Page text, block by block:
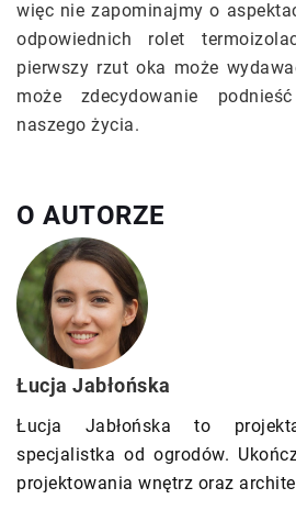
więc nie zapominajmy o
odpowiednich rolet
pierwszy rzut oka może
może zdecydowanie
naszego życia.
O AUTORZE
Łucja Jabłońska
Łucja Jabłońska to
specjalistka od ogrodów.
projektowania wnętrz oraz